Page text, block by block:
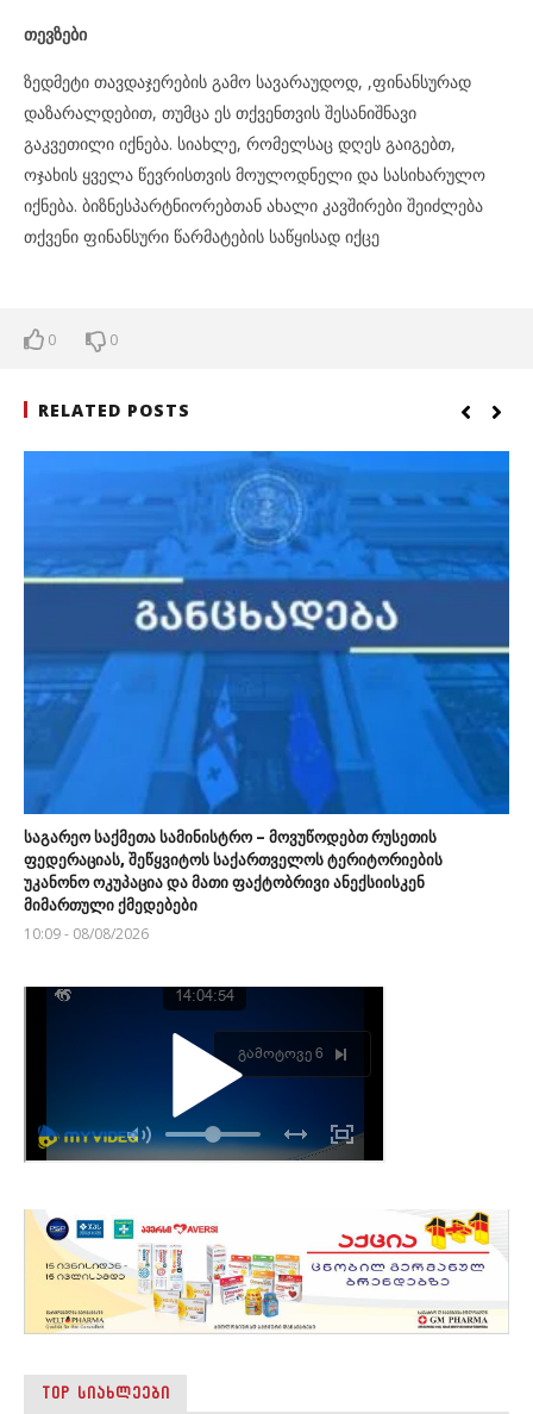
თევზები
ზედმეტი თავდაჯერების გამო სავარაუდოდ, ,ფინანსურად
დაზარალდებით, თუმცა ეს თქვენთვის შესანიშნავი
გაკვეთილი იქნება. სიახლე, რომელსაც დღეს გაიგებთ,
ოჯახის ყველა წევრისთვის მოულოდნელი და სასიხარულო
იქნება. ბიზნესპარტნიორებთან ახალი კავშირები შეიძლება
თქვენი ფინანსური წარმატების საწყისად იქცე
0 0
RELATED POSTS
საგარეო საქმეთა სამინისტრო – მოვუწოდებთ რუსეთის
ფედერაციას, შეწყვიტოს საქართველოს ტერიტორიების
უკანონო ოკუპაცია და მათი ფაქტობრივი ანექსიისკენ
მიმართული ქმედებები
10:09 - 08/08/2026
TOP ᲡᲘᲐᲮᲚᲔᲔᲑᲘ